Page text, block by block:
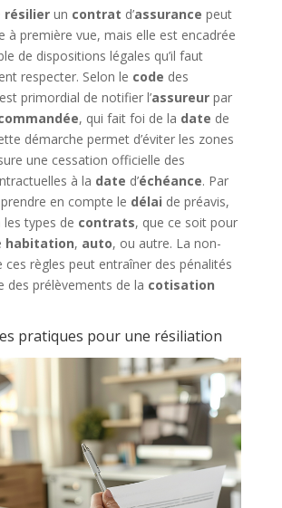
résilierun contrat d’assurance peut
à première vue, mais elle est encadrée
de dispositions légales qu’il faut
respecter. Selon le code des
primordial de notifier l’assureurpar
, qui fait foi de la date de
démarche permet d’éviter les zones
une cessation officielle des
à la date d’échéance. Par
en compte le délai de préavis,
les types de contrats, que ce soit pour
habitation, auto, ou autre. La non-
ces règles peut entraîner des pénalités
des prélèvements de la cotisation
pratiques pour une résiliation